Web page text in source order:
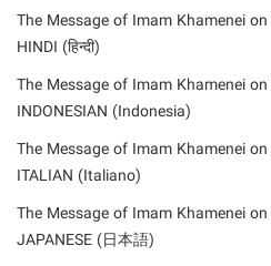
– The Message of Imam Khamenei
HINDI (हिन्दी)
– The Message of Imam Khamenei
INDONESIAN (Indonesia)
– The Message of Imam Khamenei
ITALIAN (Italiano)
– The Message of Imam Khamenei
JAPANESE (日本語)